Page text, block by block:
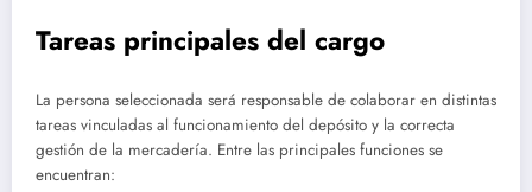
Tareas principales del cargo
La persona seleccionada será responsable de colaborar en distintas
tareas vinculadas al funcionamiento del depósito y la correcta
gestión de la mercadería. Entre las principales funciones se
encuentran: